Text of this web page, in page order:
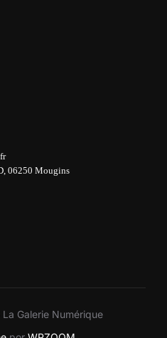
06250 Mougins
Galerie Numérique